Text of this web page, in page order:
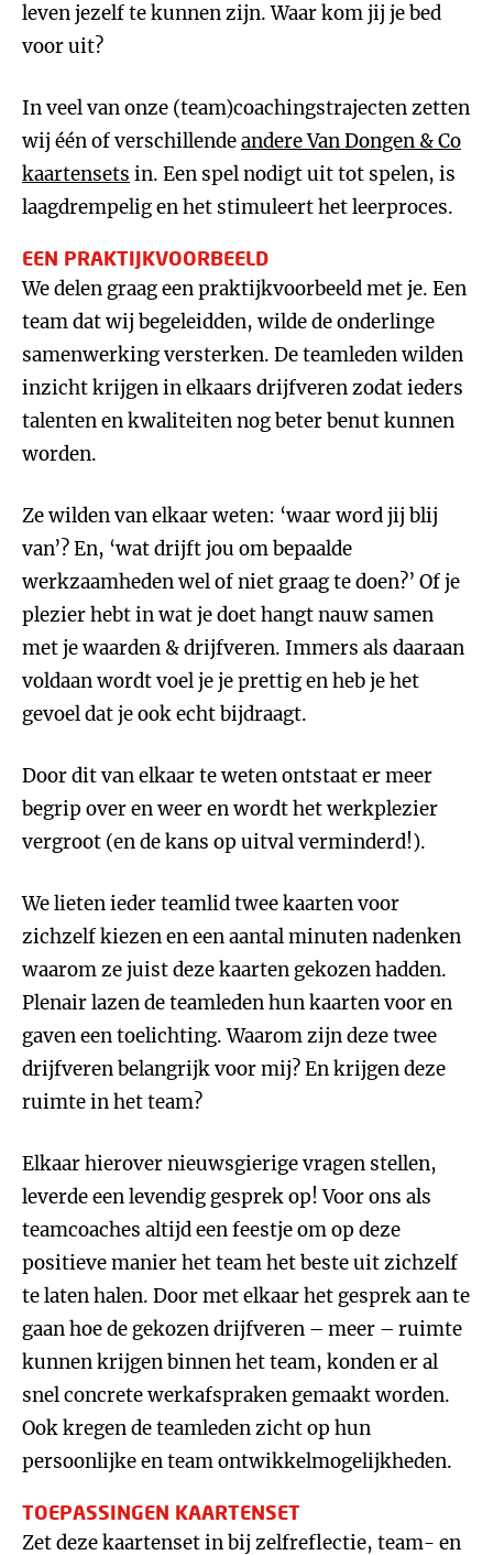
leven jezelf te kunnen zijn. Waar kom jij je bed
voor uit?
In veel van onze (team)coachingstrajecten zetten
wij één of verschillendeandere Van Dongen & Co
kaartensets in. Een spel nodigt uit tot spelen, is
laagdrempelig en het stimuleert het leerproces.
EEN PRAKTIJKVOORBEELD
We delen graag een praktijkvoorbeeld met je. Een
team dat wij begeleidden, wilde de onderlinge
samenwerking versterken. De teamleden wilden
inzicht krijgen in elkaars drijfveren zodat ieders
talenten en kwaliteiten nog beter benut kunnen
worden.
Ze wilden van elkaar weten: ‘waar word jij blij
van’? En, ‘wat drijft jou om bepaalde
werkzaamheden wel of niet graag te doen?’ Of je
plezier hebt in wat je doet hangt nauw samen
met je waarden & drijfveren. Immers als daaraan
voldaan wordt voel je je prettig en heb je het
gevoel dat je ook echt bijdraagt.
Door dit van elkaar te weten ontstaat er meer
begrip over en weer en wordt het werkplezier
vergroot (en de kans op uitval verminderd!).
We lieten ieder teamlid twee kaarten voor
zichzelf kiezen en een aantal minuten nadenken
waarom ze juist deze kaarten gekozen hadden.
Plenair lazen de teamleden hun kaarten voor en
gaven een toelichting. Waarom zijn deze twee
drijfveren belangrijk voor mij? En krijgen deze
ruimte in het team?
Elkaar hierover nieuwsgierige vragen stellen,
leverde een levendig gesprek op! Voor ons als
teamcoaches altijd een feestje om op deze
positieve manier het team het beste uit zichzelf
te laten halen. Door met elkaar het gesprek aan te
gaan hoe de gekozen drijfveren – meer – ruimte
kunnen krijgen binnen het team, konden er al
snel concrete werkafspraken gemaakt worden.
Ook kregen de teamleden zicht op hun
persoonlijke en team ontwikkelmogelijkheden.
TOEPASSINGEN KAARTENSET
Zet deze kaartenset in bij zelfreflectie, team- en